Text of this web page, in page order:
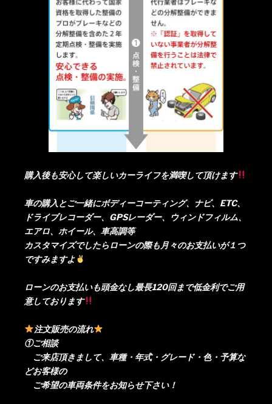
購入後も安心して楽しいカーライフを満喫して頂けます
車の購入とご一緒にボディーコーティング、ナビ、ETC、
ドライブレコーダー、GPSレーダー、ウィンドフィルム、
エアロ、ホイール、車高調等
カスタマイズでしたらローンの際も月々のお支払いが１つ
ですみますよ
ローンのお支払いも頭金なし最長120回まで低金利でご用
意しております
注文販売の流れ
①ご相談
ご来店頂きまして、車種・年式・グレード・色・予算な
どお客様の
ご希望の車両条件をお知らせ下さい！